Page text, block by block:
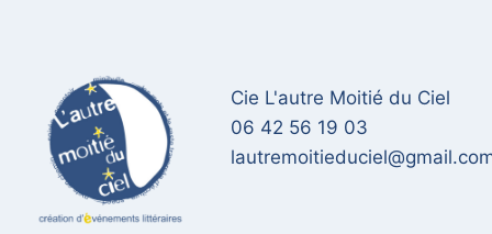
Cie L'autre Moitié du Ciel
06 42 56 19 03